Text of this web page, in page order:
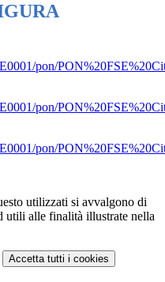
pon/
pon/
pon/
utilizzati si avvalgono di
utili alle finalità illustrate nella
Accetta tutti i cookies